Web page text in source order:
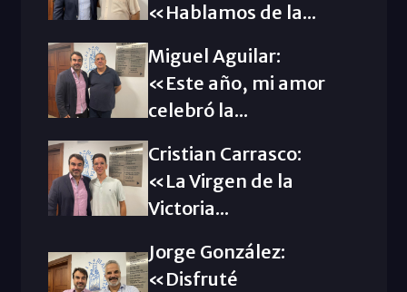
«Hablamos de la...
Miguel Aguilar:
«Este año, mi amor
celebró la...
Cristian Carrasco:
«La Virgen de la
Victoria...
Jorge González:
«Disfruté